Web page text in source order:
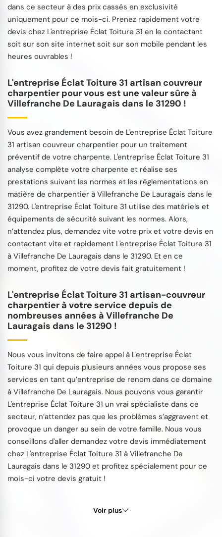
dans ce secteur à des prix cassés en exclusivité
uniquement pour ce mois-ci. Prenez rapidement votre
devis chez L'entreprise Éclat Toiture 31 en le contactant
soit sur son site internet soit sur son mobile pendant les
heures ouvrables !
L'entreprise Éclat Toiture 31 artisan couvreur
charpentier pour vous est une valeur sûre à
Villefranche De Lauragais dans le 31290 !
Vous avez grandement besoin de L'entreprise Éclat Toiture
31 artisan couvreur charpentier pour un traitement
préventif de votre charpente. L'entreprise Éclat Toiture 31
analyse complète votre charpente et réalise ses
prestations suivant les normes et les réglementations en
matière de charpentier à Villefranche De Lauragais dans le
31290. L'entreprise Éclat Toiture 31 utilise des matériels et
équipements de sécurité suivant les normes. Alors,
n’attendez plus, demandez vite votre prix et votre devis en
contactant vite et rapidement L'entreprise Éclat Toiture 31
à Villefranche De Lauragais dans le 31290. Et en ce
moment, profitez de votre devis fait gratuitement !
L'entreprise Éclat Toiture 31 artisan-couvreur
charpentier à votre service depuis de
nombreuses années à Villefranche De
Lauragais dans le 31290 !
Nous vous invitons de faire appel à L'entreprise Éclat
Toiture 31 qui depuis plusieurs années vous propose ses
services en tant qu’entreprise de renom dans ce domaine
à Villefranche De Lauragais. Nous pouvons vous garantir
L'entreprise Éclat Toiture 31 un vrai spécialiste dans ce
secteur, n’attendez pas que les problèmes s’aggravent et
provoque un danger au sein de votre famille. Nous vous
conseillons d'aller demandez votre devis immédiatement
chez L'entreprise Éclat Toiture 31 à Villefranche De
Lauragais dans le 31290 et profitez spécialement pour ce
mois-ci votre devis gratuit !
Voir plus